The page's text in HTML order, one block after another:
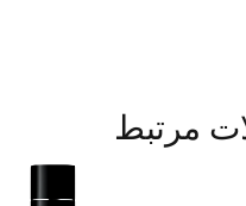
مرتبط